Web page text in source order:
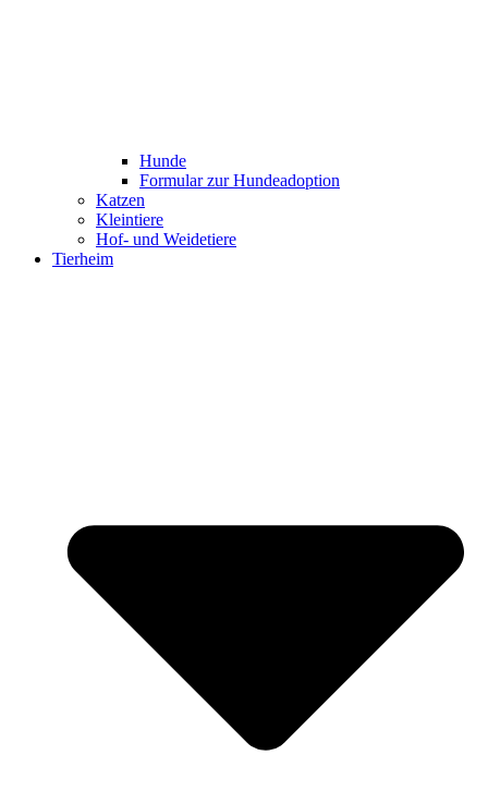
Hunde
Formular zur Hundeadoption
Katzen
Kleintiere
Hof- und Weidetiere
Tierheim